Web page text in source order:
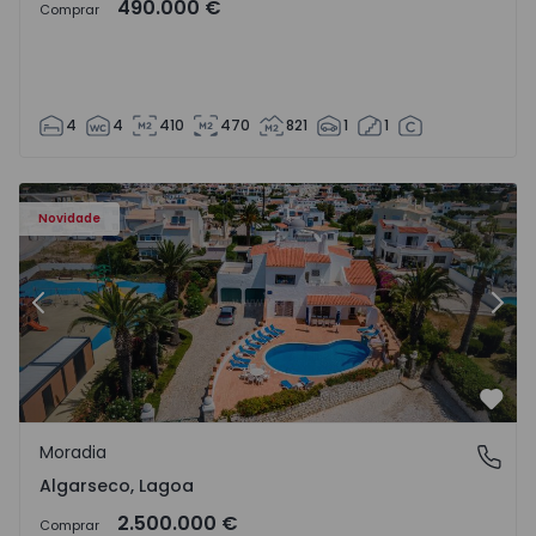
Comprar 490.000 €
4 4 410 470 821 1 1
Novidade
Moradia T6 Lagoa, Algarseco - 1523918 - 51
Anterior
Algarseco, Lagoa
Moradia
Algarseco, Lagoa
Comprar 2.500.000 €